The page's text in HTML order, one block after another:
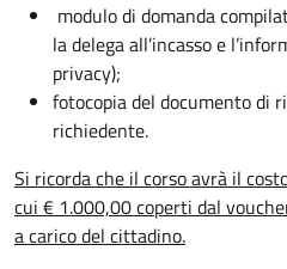
modulo di domanda
la delega all’incasso e
privacy);
fotocopia del documento di
richiedente.
Si ricorda che il corso avrà il
cui € 1.000,00 coperti dal
a carico del cittadino.